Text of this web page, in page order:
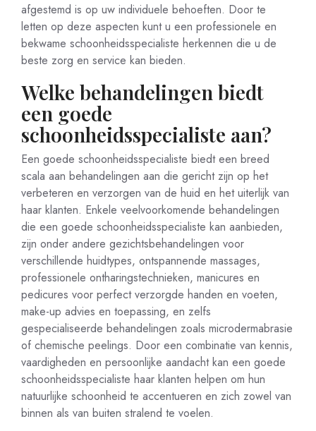
afgestemd is op uw individuele behoeften. Door te
letten op deze aspecten kunt u een professionele en
bekwame schoonheidsspecialiste herkennen die u de
beste zorg en service kan bieden.
Welke behandelingen biedt
een goede
schoonheidsspecialiste aan?
Een goede schoonheidsspecialiste biedt een breed
scala aan behandelingen aan die gericht zijn op het
verbeteren en verzorgen van de huid en het uiterlijk van
haar klanten. Enkele veelvoorkomende behandelingen
die een goede schoonheidsspecialiste kan aanbieden,
zijn onder andere gezichtsbehandelingen voor
verschillende huidtypes, ontspannende massages,
professionele ontharingstechnieken, manicures en
pedicures voor perfect verzorgde handen en voeten,
make-up advies en toepassing, en zelfs
gespecialiseerde behandelingen zoals microdermabrasie
of chemische peelings. Door een combinatie van kennis,
vaardigheden en persoonlijke aandacht kan een goede
schoonheidsspecialiste haar klanten helpen om hun
natuurlijke schoonheid te accentueren en zich zowel van
binnen als van buiten stralend te voelen.